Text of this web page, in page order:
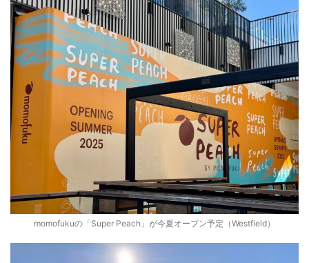
momofukuの「Super Peach」が今夏オープン予定（Westfield）